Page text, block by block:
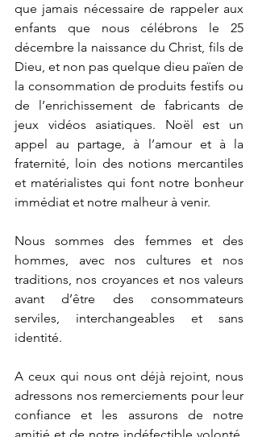
que jamais nécessaire de rappeler aux
enfants que nous célébrons le 25
décembre la naissance du Christ, fils de
Dieu, et non pas quelque dieu païen de
la consommation de produits festifs ou
de l’enrichissement de fabricants de
jeux vidéos asiatiques. Noël est un
appel au partage, à l’amour et à la
fraternité, loin des notions mercantiles
et matérialistes qui font notre bonheur
immédiat et notre malheur à venir.
Nous sommes des femmes et des
hommes, avec nos cultures et nos
traditions, nos croyances et nos valeurs
avant d’être des consommateurs
serviles, interchangeables et sans
identité.
A ceux qui nous ont déjà rejoint, nous
adressons nos remerciements pour leur
confiance et les assurons de notre